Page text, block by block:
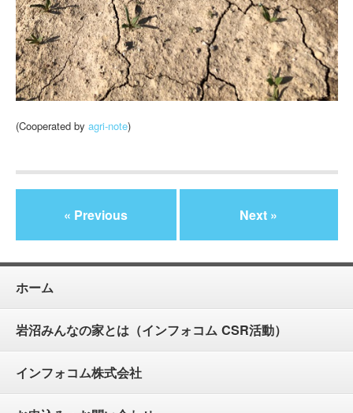
(Cooperated by agri-note)
« Previous Next »
ホーム
岩沼みんなの家とは（インフォコム CSR活動）
インフォコム株式会社